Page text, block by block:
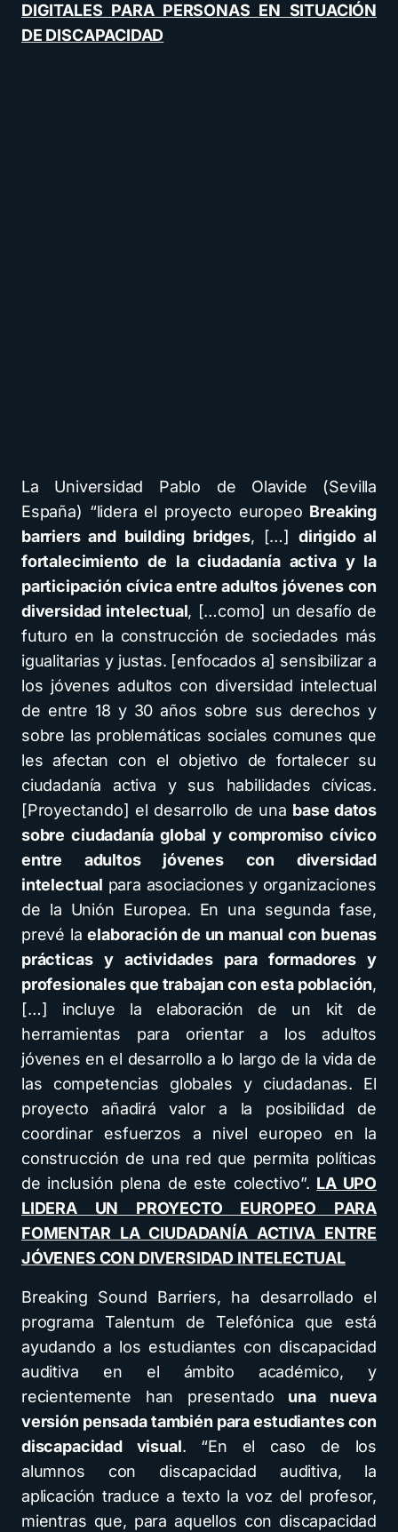
DIGITALES PARA PERSONAS EN SITUACIÓN
DE DISCAPACIDAD
La Universidad Pablo de Olavide (Sevilla
España) “lidera el proyecto europeo Breaking
barriers and building bridges, […] dirigido al
fortalecimiento de la ciudadanía activa y la
participación cívica entre adultos jóvenes con
diversidad intelectual, […como] un desafío de
futuro en la construcción de sociedades más
igualitarias y justas. [enfocados a] sensibilizar a
los jóvenes adultos con diversidad intelectual
de entre 18 y 30 años sobre sus derechos y
sobre las problemáticas sociales comunes que
les afectan con el objetivo de fortalecer su
ciudadanía activa y sus habilidades cívicas.
[Proyectando] el desarrollo de una base datos
sobre ciudadanía global y compromiso cívico
entre adultos jóvenes con diversidad
intelectual para asociaciones y organizaciones
de la Unión Europea. En una segunda fase,
prevé laelaboración de un manual con buenas
prácticas y actividades para formadores y
profesionales que trabajan con esta población,
[…] incluye la elaboración de un kit de
herramientas para orientar a los adultos
jóvenes en el desarrollo a lo largo de la vida de
las competencias globales y ciudadanas. El
proyecto añadirá valor a la posibilidad de
coordinar esfuerzos a nivel europeo en la
construcción de una red que permita políticas
de inclusión plena de este colectivo”. LA UPO
LIDERA UN PROYECTO EUROPEO PARA
FOMENTAR LA CIUDADANÍA ACTIVA ENTRE
JÓVENES CON DIVERSIDAD INTELECTUAL
Breaking Sound Barriers, ha desarrollado el
programa Talentum de Telefónica que está
ayudando a los estudiantes con discapacidad
auditiva en el ámbito académico, y
recientemente han presentado una nueva
versión pensada también para estudiantes con
discapacidad visual. “En el caso de los
alumnos con discapacidad auditiva, la
aplicación traduce a texto la voz del profesor,
mientras que, para aquellos con discapacidad